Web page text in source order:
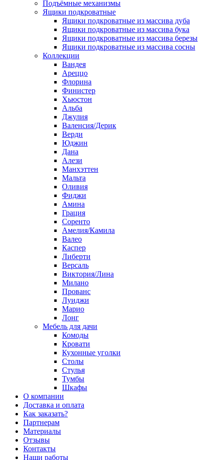
Подъёмные механизмы
Ящики подкроватные
Ящики подкроватные из массива дуба
Ящики подкроватные из массива бука
Ящики подкроватные из массива березы
Ящики подкроватные из массива сосны
Коллекции
Вандея
Ареццо
Флорина
Финистер
Хьюстон
Альба
Джулия
Валенсия/Дерик
Верди
Юджин
Дана
Алези
Манхэттен
Мальта
Оливия
Фиджи
Амина
Грация
Соренто
Амелия/Камила
Валео
Каспер
Либерти
Версаль
Виктория/Лина
Милано
Прованс
Луиджи
Марио
Лонг
Мебель для дачи
Комоды
Кровати
Кухонные уголки
Столы
Стулья
Тумбы
Шкафы
О компании
Доставка и оплата
Как заказать?
Партнерам
Материалы
Отзывы
Контакты
Наши работы